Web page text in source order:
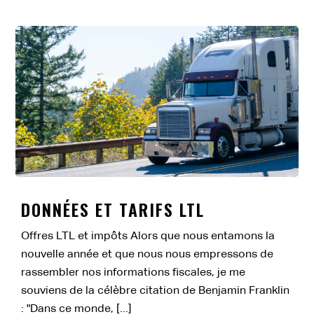
DONNÉES ET TARIFS LTL
Offres LTL et impôts Alors que nous entamons la
nouvelle année et que nous nous empressons de
rassembler nos informations fiscales, je me
souviens de la célèbre citation de Benjamin Franklin
: "Dans ce monde, [...]